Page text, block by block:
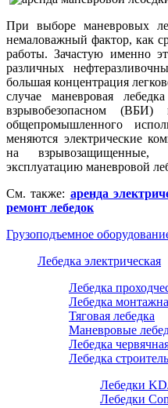
При выборе маневровых
немаловажный фактор, как
работы. Зачастую именно
различных
большая концентрация
случае маневровая
взрывобезопасном
общепромышленного
меняются электрические
на взрывозащищенные,
эксплуатацию маневровой
См. также: аренда
ремонт лебедок
Грузоподъемное
Лебедка электрическая
Лебедка
Лебедка
Тяговая лебедка
Маневровые
Лебедка
Лебедка
Лебедки
Лебедки